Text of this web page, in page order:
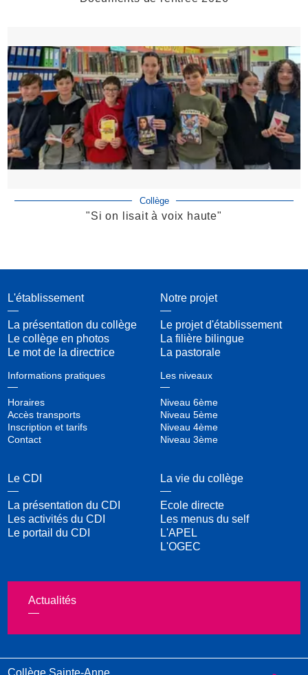
Collège
"Si on lisait à voix haute"
L'établissement
La présentation du collège
Le collège en photos
Le mot de la directrice
Informations pratiques
Horaires
Accès transports
Inscription et tarifs
Contact
Notre projet
Le projet d'établissement
La filière bilingue
La pastorale
Les niveaux
Niveau 6ème
Niveau 5ème
Niveau 4ème
Niveau 3ème
Le CDI
La présentation du CDI
Les activités du CDI
Le portail du CDI
La vie du collège
Ecole directe
Les menus du self
L'APEL
L'OGEC
Actualités
Collège Sainte-Anne